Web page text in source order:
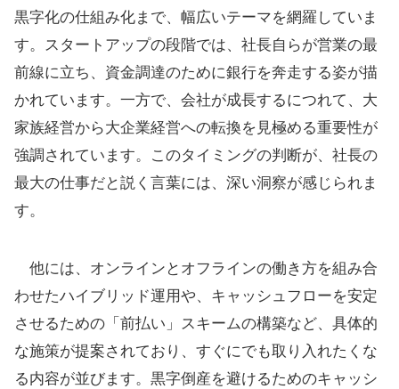
黒字化の仕組み化まで、幅広いテーマを網羅していま
す。スタートアップの段階では、社長自らが営業の最
前線に立ち、資金調達のために銀行を奔走する姿が描
かれています。一方で、会社が成長するにつれて、大
家族経営から大企業経営への転換を見極める重要性が
強調されています。このタイミングの判断が、社長の
最大の仕事だと説く言葉には、深い洞察が感じられま
す。
他には、オンラインとオフラインの働き方を組み合
わせたハイブリッド運用や、キャッシュフローを安定
させるための「前払い」スキームの構築など、具体的
な施策が提案されており、すぐにでも取り入れたくな
る内容が並びます。黒字倒産を避けるためのキャッシ